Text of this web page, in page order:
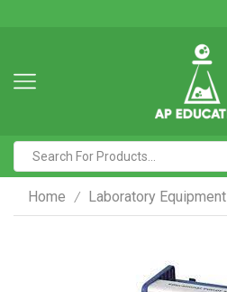
Home / Laboratory Equipment